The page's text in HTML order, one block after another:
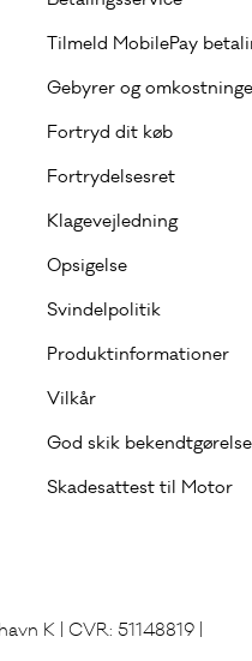
Tilmeld MobilePay
Gebyrer og
Fortryd dit køb
Fortrydelsesret
Klagevejledning
Opsigelse
Svindelpolitik
Produktinformationer
Vilkår
God skik
Skadesattest til Motor
K | CVR: 51148819 |